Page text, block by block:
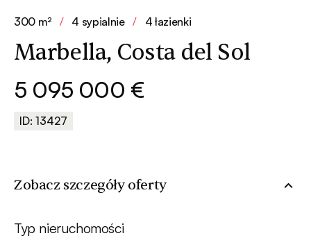
300 m² / 4 sypialnie / 4 łazienki
Marbella, Costa del Sol
5 095 000 €
ID: 13427
Zobacz szczegóły oferty
Typ nieruchomości